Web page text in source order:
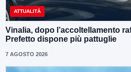
ATTUALITÀ
Vinalia, dopo l’accoltellamento
Prefetto dispone più pattuglie
7 AGOSTO 2026